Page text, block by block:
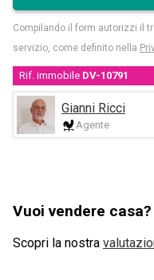
Compilando il form autorizzi il
servizio, come definito nella
Rif. immobile DV-10791
Gianni Ricci
Agente
Vuoi vendere casa?
Scopri la nostra